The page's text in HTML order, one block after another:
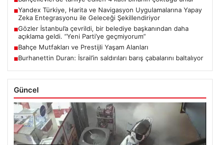
■Yandex Türkiye, Harita ve Navigasyon Uygulamalarına Yapay
Zeka Entegrasyonu ile Geleceği Şekillendiriyor
■Gözler İstanbul’a çevrildi, bir belediye başkanından daha
açıklama geldi. “Yeni Parti’ye geçmiyorum”
■Bahçe Mutfakları ve Prestijli Yaşam Alanları
■Burhanettin Duran: İsrail’in saldırıları barış çabalarını baltalıyor
Güncel